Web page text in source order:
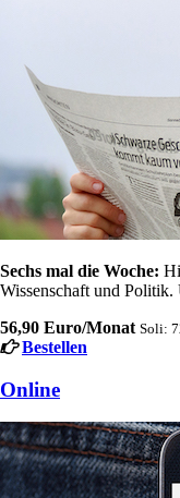
Sechs mal die Woche:
Wissenschaft und Politik.
56,90 Euro/Monat Soli:
Bestellen
Online